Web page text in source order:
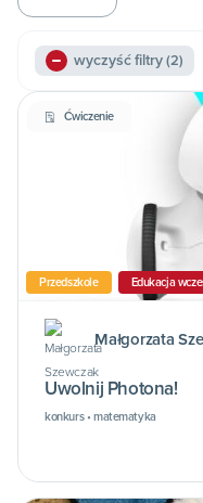
wyczyść filtry(2)
Ćwiczenie
Przedszkole Edukacja
Małgorzata
Uwolnij Photona!
konkurs • matematyka